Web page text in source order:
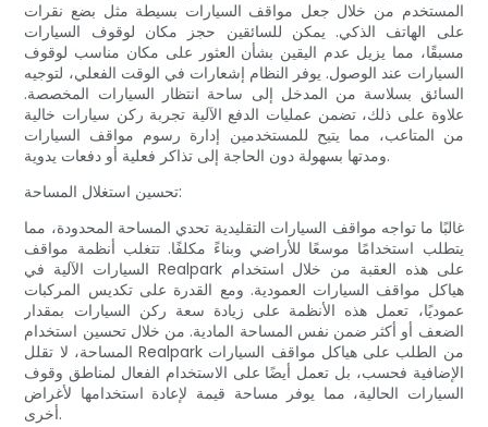
المستخدم من خلال جعل مواقف السيارات بسيطة مثل بضع نقرات
على الهاتف الذكي. يمكن للسائقين حجز مكان لوقوف السيارات
مسبقًا، مما يزيل عدم اليقين بشأن العثور على مكان مناسب لوقوف
السيارات عند الوصول. يوفر النظام إشعارات في الوقت الفعلي، لتوجيه
السائق بسلاسة من المدخل إلى ساحة انتظار السيارات المخصصة.
علاوة على ذلك، تضمن عمليات الدفع الآلية تجربة ركن سيارات خالية
من المتاعب، مما يتيح للمستخدمين إدارة رسوم مواقف السيارات
ومدتها بسهولة دون الحاجة إلى تذاكر فعلية أو دفعات يدوية.
تحسين استغلال المساحة:
غالبًا ما تواجه مواقف السيارات التقليدية تحدي المساحة المحدودة، مما
يتطلب استخدامًا موسعًا للأراضي وبناءً مكلفًا. تتغلب أنظمة مواقف
السيارات الآلية في Realpark على هذه العقبة من خلال استخدام
هياكل مواقف السيارات العمودية. ومع القدرة على تكديس المركبات
عموديًا، تعمل هذه الأنظمة على زيادة سعة ركن السيارات بمقدار
الضعف أو أكثر ضمن نفس المساحة المادية. من خلال تحسين استخدام
المساحة، لا تقلل Realpark من الطلب على هياكل مواقف السيارات
الإضافية فحسب، بل تعمل أيضًا على الاستخدام الفعال لمناطق وقوف
السيارات الحالية، مما يوفر مساحة قيمة لإعادة استخدامها لأغراض
أخرى.